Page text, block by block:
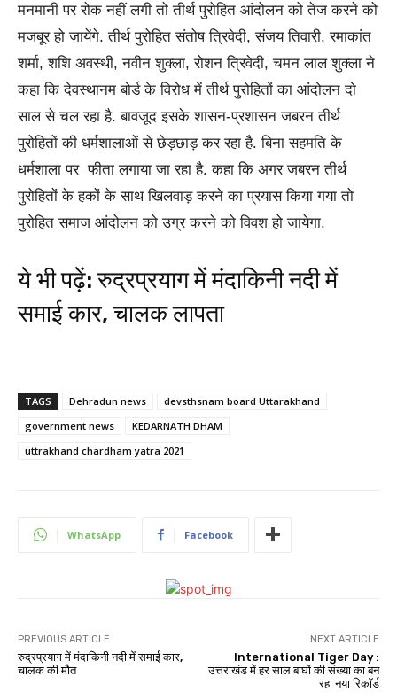
मनमानी पर रोक नहीं लगी तो तीर्थ पुरोहित आंदोलन को तेज करने को
मजबूर हो जायेंगे. तीर्थ पुरोहित संतोष त्रिवेदी, संजय तिवारी, रमाकांत
शर्मा, शशि अवस्थी, नवीन शुक्ला, रोशन त्रिवेदी, चमन लाल शुक्ला ने
कहा कि देवस्थानम बोर्ड के विरोध में तीर्थ पुरोहितों का आंदोलन दो
साल से चल रहा है. बावजूद इसके शासन-प्रशासन जबरन तीर्थ
पुरोहितों की धर्मशालाओं से छेड़छाड़ कर रहा है. बिना सहमति के
धर्मशाला पर फीता लगाया जा रहा है. कहा कि अगर जबरन तीर्थ
पुरोहितों के हकों के साथ खिलवाड़ करने का प्रयास किया गया तो
पुरोहित समाज आंदोलन को उग्र करने को विवश हो जायेगा.
ये भी पढ़ें:रुद्रप्रयाग में मंदाकिनी नदी में
समाई कार, चालक लापता
TAGS Dehradun news
devsthsnam board Uttarakhand
government news
KEDARNATH DHAM
uttrakhand chardham yatra 2021
WhatsApp Facebook
PREVIOUS ARTICLE
रुद्रप्रयाग में मंदाकिनी नदी में समाई कार,
चालक की मौत
NEXT ARTICLE
International Tiger Day :
उत्तराखंड में हर साल बाघों की संख्या का बन
रहा नया रिकॉर्ड